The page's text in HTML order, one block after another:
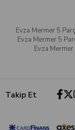
Evza Mermer 5
Evza Mermer 5
Evza
Takip Et